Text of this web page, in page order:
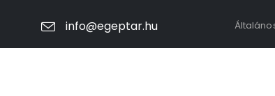
info@egeptar.hu